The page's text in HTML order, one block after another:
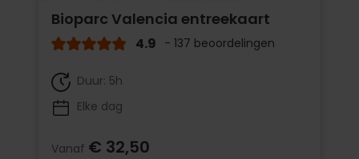
Bioparc Valencia entreekaart
4.9 - 137 beoordelingen
Duur: 5h
Elke dag
Vanaf € 32,50